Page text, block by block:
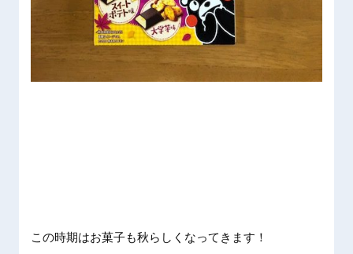
この時期はお菓子も秋らしくなってきます！